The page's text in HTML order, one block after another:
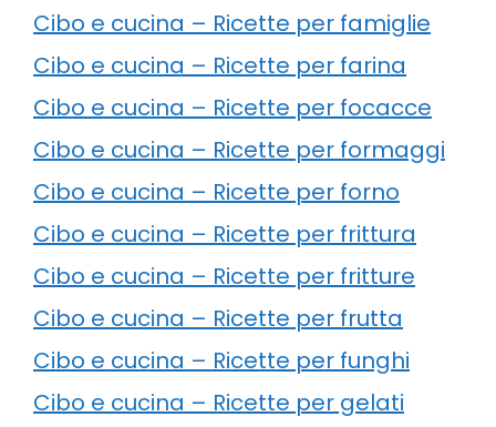
Cibo e cucina – Ricette per famiglie
Cibo e cucina – Ricette per farina
Cibo e cucina – Ricette per focacce
Cibo e cucina – Ricette per formaggi
Cibo e cucina – Ricette per forno
Cibo e cucina – Ricette per frittura
Cibo e cucina – Ricette per fritture
Cibo e cucina – Ricette per frutta
Cibo e cucina – Ricette per funghi
Cibo e cucina – Ricette per gelati